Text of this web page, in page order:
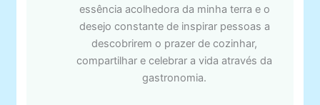
essência acolhedora da minha terra e o
desejo constante de inspirar pessoas a
descobrirem o prazer de cozinhar,
compartilhar e celebrar a vida através da
gastronomia.